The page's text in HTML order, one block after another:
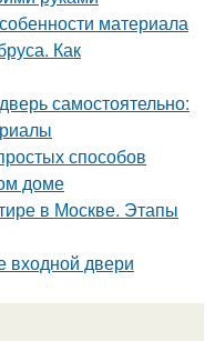
материала
Как
самостоятельно:
способов
доме
в Москве. Этапы
входной двери